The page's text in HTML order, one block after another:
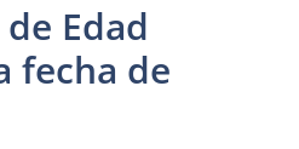
Edad
fecha de